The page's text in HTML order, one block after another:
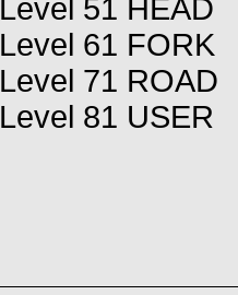
Level 51 HEAD
Level 61 FORK
Level 71 ROAD
Level 81 USER